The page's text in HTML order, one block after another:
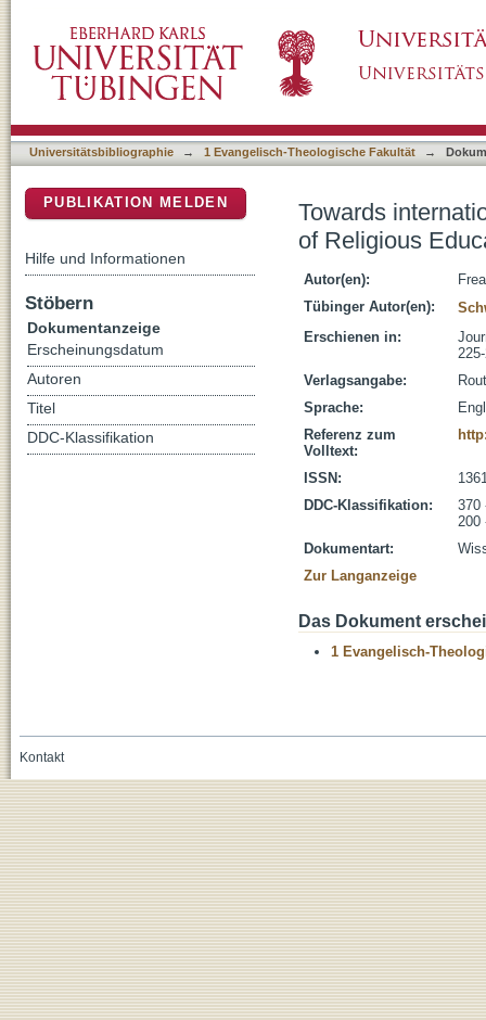
Universitätsbibliographie → 1 Evangelisch-Theologische Fakultät →
Towards
of Religious
Autor(en):
Tübinger Autor(en):
Erschienen in:
Verlagsangabe:
Sprache:
Referenz zum
Volltext:
ISSN:
DDC-Klassifikation:
370
200
Dokumentart:
Zur Langanzeige
Das Dokument
1 Evangelisch-
PUBLIKATION MELDEN
Hilfe und Informationen
Stöbern
Dokumentanzeige
Erscheinungsdatum
Autoren
Titel
DDC-Klassifikation
Kontakt